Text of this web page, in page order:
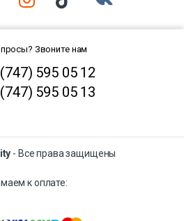
Звоните нам
595 05 12
595 05 13
- Все права защищены
к оплате: